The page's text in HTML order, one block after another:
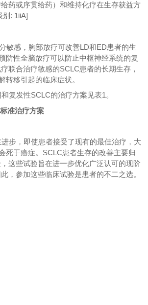
药或序贯给药）和维持化疗在生存获益方
别: 1iiA]
敏感，胸部放疗可改善LD和ED患者的生
防性全脑放疗可以防止中枢神经系统的复
联合治疗敏感的SCLC患者的长期生存，
转移引起的临床症状。
复发性SCLC的治疗方案见表1。
准治疗方案
步，即使患者接受了现有的最佳治疗，大
死于癌症。SCLC患者生存的改善主要归
这些试验旨在进一步优化广泛认可的现阶
，参加这些临床试验是患者的不二之选。